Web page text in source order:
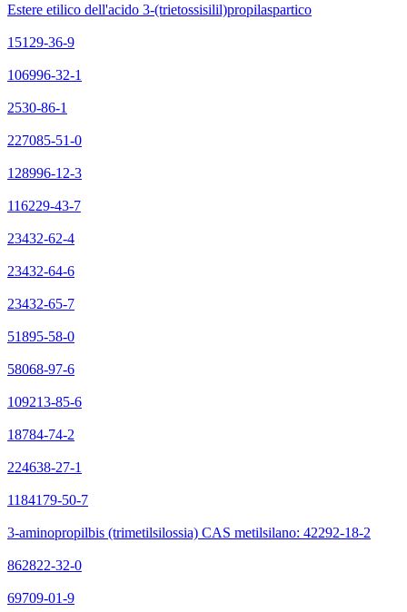
Estere etilico dell'acido 3-(trietossisilil)propilaspartico
15129-36-9
106996-32-1
2530-86-1
227085-51-0
128996-12-3
116229-43-7
23432-62-4
23432-64-6
23432-65-7
51895-58-0
58068-97-6
109213-85-6
18784-74-2
224638-27-1
1184179-50-7
3-aminopropilbis (trimetilsilossia) CAS metilsilano: 42292-18-2
862822-32-0
69709-01-9